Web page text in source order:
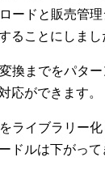
ードと販売管
ることにしまし
換までをパタ
応ができます。
ライブラリー
ドルは下がって